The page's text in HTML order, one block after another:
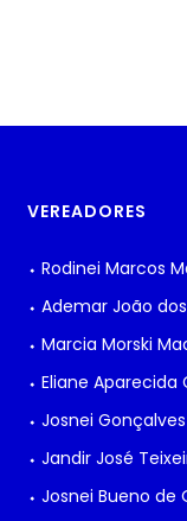
VEREADORES
⬩ Rodinei Marcos
⬩ Ademar João
⬩ Marcia Morski
⬩ Eliane Aparecida
⬩ Josnei Gonçalves
⬩ Jandir José
⬩ Josnei Bueno de